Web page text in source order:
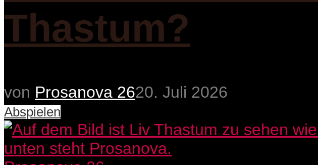
Thastum?
von Prosanova 2620. Juli 2026
Abspielen